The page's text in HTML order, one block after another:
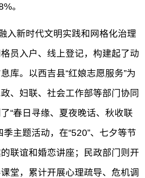
。
入新时代文明实践和网格化治理
员入户、线上登记，构建起了动
库。以西吉县“红娘志愿服务”为
、妇联、社会工作部等部门协同
“春日寻缘、夏夜晚话、秋收联
季主题活动，在“520”、七夕等节
联谊和婚恋讲座；民政部门则开
堂，累计开展心理疏导、危机调